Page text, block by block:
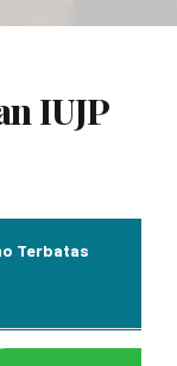
IUJP
Terbatas
Terbatas